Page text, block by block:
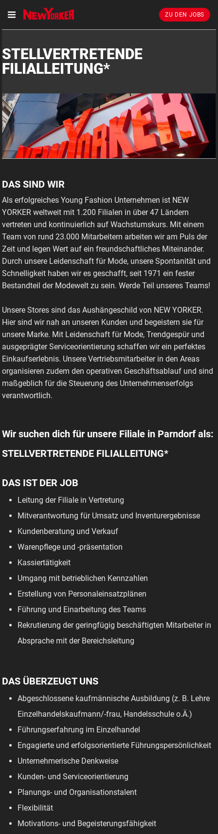
ZU DEN JOBS
STELLVERTRETENDE
FILIALLEITUNG*
FILIALLEITER* IN PARNDORF INKL. 3.000 €
WILLKOMMENSPRÄMIE
DAS SIND WIR
Als erfolgreiches Young Fashion Unternehmen ist NEW
YORKER weltweit mit 1.200 Filialen in über 47 Ländern
vertreten und kontinuierlich auf Wachstumskurs. Mit einem
Team von rund 23.000 Mitarbeitern arbeiten wir am Puls der
Zeit und legen Wert auf ein freundschaftliches Miteinander.
Durch unsere Leidenschaft für Mode, unsere Spontanität und
Schnelligkeit haben wir es geschafft, seit 1971 ein fester
Bestandteil der Modewelt zu sein. Werde Teil unseres Teams!
Unsere Stores sind das Aushängeschild von NEW YORKER.
Hier sind wir nah an unseren Kunden und begeistern sie für
unsere Marke. Mit Leidenschaft für Mode, Trendgespür und
ausgeprägter Serviceorientierung schaffen wir ein perfektes
Einkaufserlebnis. Unsere Vertriebsmitarbeiter in den Areas
organisieren zudem den operativen Geschäftsablauf und sind
maßgeblich für die Steuerung des Unternehmenserfolgs
verantwortlich.
Wir suchen dich für unsere Filiale in Parndorf als:
STELLVERTRETENDE FILIALLEITUNG*
DAS IST DER JOB
Leitung der Filiale in Vertretung
Mitverantwortung für Umsatz und Inventurergebnisse
Kundenberatung und Verkauf
Warenpflege und -präsentation
Kassiertätigkeit
Umgang mit betrieblichen Kennzahlen
Erstellung von Personaleinsatzplänen
Führung und Einarbeitung des Teams
Rekrutierung der geringfügig beschäftigten Mitarbeiter in
Absprache mit der Bereichsleitung
DAS ÜBERZEUGT UNS
Abgeschlossene kaufmännische Ausbildung (z. B. Lehre
Einzelhandelskaufmann/-frau, Handelsschule o.Ä.)
Führungserfahrung im Einzelhandel
Engagierte und erfolgsorientierte Führungspersönlichkeit
Unternehmerische Denkweise
Kunden- und Serviceorientierung
Planungs- und Organisationstalent
Flexibilität
Motivations- und Begeisterungsfähigkeit